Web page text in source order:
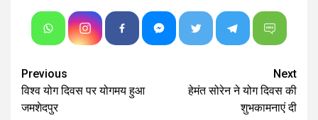
Continue
Reading
Previous
विश्व योग दिवस पर योगमय हुआ
जमशेदपुर
Next
हेमंत सोरेन ने योग दिवस की
शुभकामनाएं दी